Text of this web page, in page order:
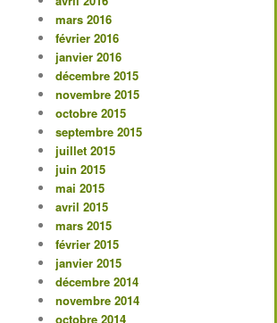
mars 2016
février 2016
janvier 2016
décembre 2015
novembre 2015
octobre 2015
septembre 2015
juillet 2015
juin 2015
mai 2015
avril 2015
mars 2015
février 2015
janvier 2015
décembre 2014
novembre 2014
octobre 2014